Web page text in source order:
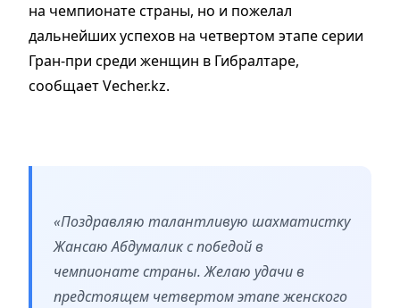
на чемпионате страны, но и пожелал
дальнейших успехов на четвертом этапе серии
Гран-при среди женщин в Гибралтаре,
сообщает Vecher.kz.
«Поздравляю талантливую шахматистку
Жансаю Абдумалик с победой в
чемпионате страны. Желаю удачи в
предстоящем четвертом этапе женского